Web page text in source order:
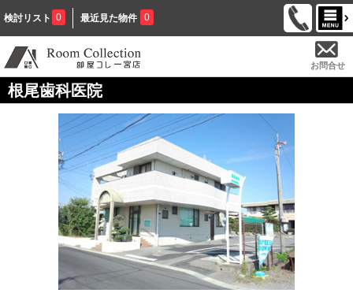
検討リスト 0 最近見た物件 0
お問合せ
根尾歯科医院